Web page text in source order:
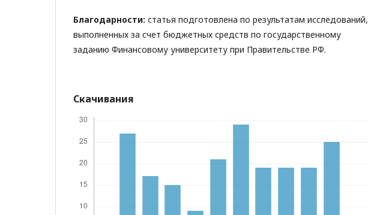
Благодарности: статья подготовлена по результатам исследований,
выполненных за счет бюджетных средств по государственному
заданию Финансовому университету при Правительстве РФ.
Скачивания